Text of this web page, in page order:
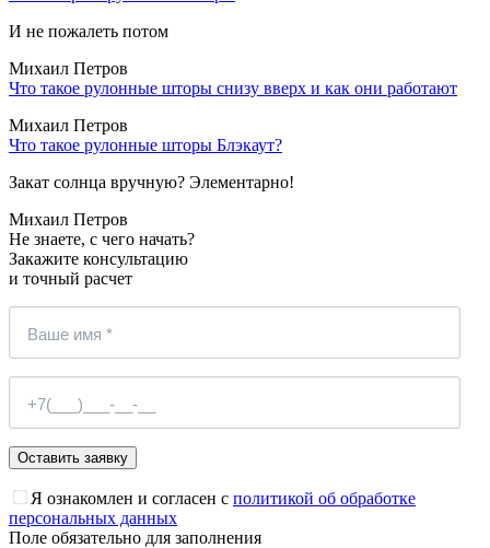
И не пожалеть потом
Михаил Петров
Что такое рулонные шторы снизу вверх и как они работают
Михаил Петров
Что такое рулонные шторы Блэкаут?
Закат солнца вручную? Элементарно!
Михаил Петров
Не знаете, с чего начать?
Закажите консультацию
и точный расчет
Я ознакомлен и согласен с политикой об обработке
персональных данных
Поле обязательно для заполнения